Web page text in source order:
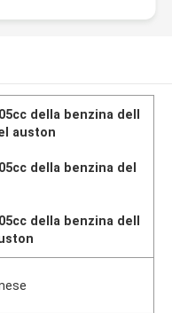
della benzina dell
auston
della benzina del
della benzina dell